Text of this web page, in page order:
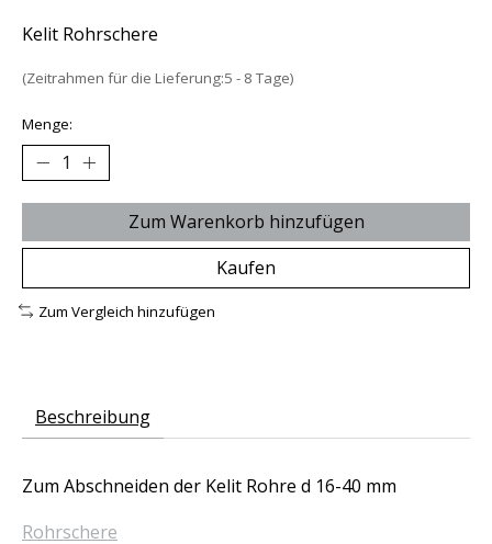
Kelit Rohrschere
(Zeitrahmen für die Lieferung:5 - 8 Tage)
Menge:
Zum Warenkorb hinzufügen
Kaufen
Zum Vergleich hinzufügen
Beschreibung
Zum Abschneiden der Kelit Rohre d 16-40 mm
Rohrschere